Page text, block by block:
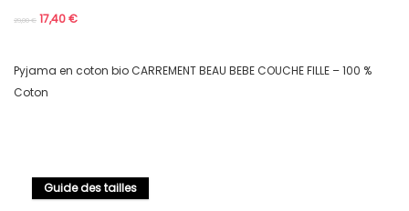
29,00€ 17,40€
Pyjama en coton bio CARREMENT BEAU BEBE COUCHE FILLE – 100 %
Coton
Guide des tailles